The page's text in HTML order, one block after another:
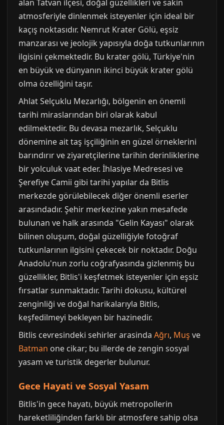
alan Tatvan ilçesi, doğal güzellikleri ve sakin
atmosferiyle dinlenmek isteyenler için ideal bir
kaçış noktasıdır. Nemrut Krater Gölü, eşsiz
manzarası ve jeolojik yapısıyla doğa tutkunlarının
ilgisini çekmektedir. Bu krater gölü, Türkiye'nin
en büyük ve dünyanın ikinci büyük krater gölü
olma özelliğini taşır.
Ahlat Selçuklu Mezarlığı, bölgenin en önemli
tarihi miraslarından biri olarak kabul
edilmektedir. Bu devasa mezarlık, Selçuklu
dönemine ait taş işçiliğinin en güzel örneklerini
barındırır ve ziyaretçilerine tarihin derinliklerine
bir yolculuk vaat eder. İhlasiye Medresesi ve
Şerefiye Camii gibi tarihi yapılar da Bitlis
merkezde görülebilecek diğer önemli eserler
arasındadır. Şehir merkezine yakın mesafede
bulunan ve halk arasında "Gelin Kayası" olarak
bilinen oluşum, doğal güzelliğiyle fotoğraf
tutkunlarının ilgisini çekecek bir noktadır. Doğu
Anadolu'nun zorlu coğrafyasında gizlenmiş bu
güzellikler, Bitlis'i keşfetmek isteyenler için eşsiz
fırsatlar sunmaktadır. Tarihi dokusu, kültürel
zenginliği ve doğal harikalarıyla Bitlis,
keşfedilmeyi bekleyen bir hazinedir.
Bitlis cevresindeki sehirler arasinda Ağrı, Muş ve
Batman one cikar; bu illerde de zengin sosyal
yasam ve turistik degerler bulunur.
Gece Hayati ve Sosyal Yasam
Bitlis'in gece hayatı, büyük metropollerin
hareketliliğinden farklı bir atmosfere sahip olsa